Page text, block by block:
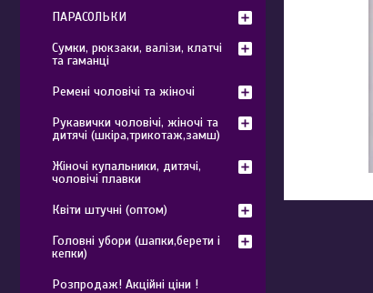
ПАРАСОЛЬКИ
Сумки, рюкзаки, валізи, клатчі
та гаманці
Ремені чоловічі та жіночі
Рукавички чоловічі, жіночі та
дитячі (шкіра,трикотаж,замш)
Жіночі купальники, дитячі,
чоловічі плавки
Квіти штучні (оптом)
Головні убори (шапки,берети і
кепки)
Розпродаж! Акційні ціни !